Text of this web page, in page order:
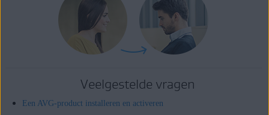
Veelgestelde vragen
Een AVG-product installeren en activeren